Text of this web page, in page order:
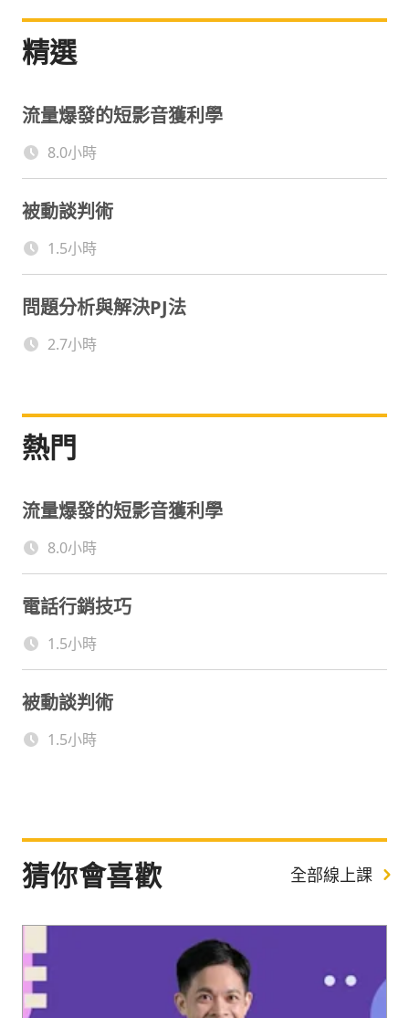
工作者的問題分析與決策》方法論。現有暢銷書籍
廣大讀者喜愛。
精選
流量爆發的短影音獲利學
8.0小時
被動談判術
1.5小時
問題分析與解決PJ法
2.7小時
熱門
流量爆發的短影音獲利學
8.0小時
電話行銷技巧
1.5小時
被動談判術
1.5小時
猜你會喜歡 全部線上課